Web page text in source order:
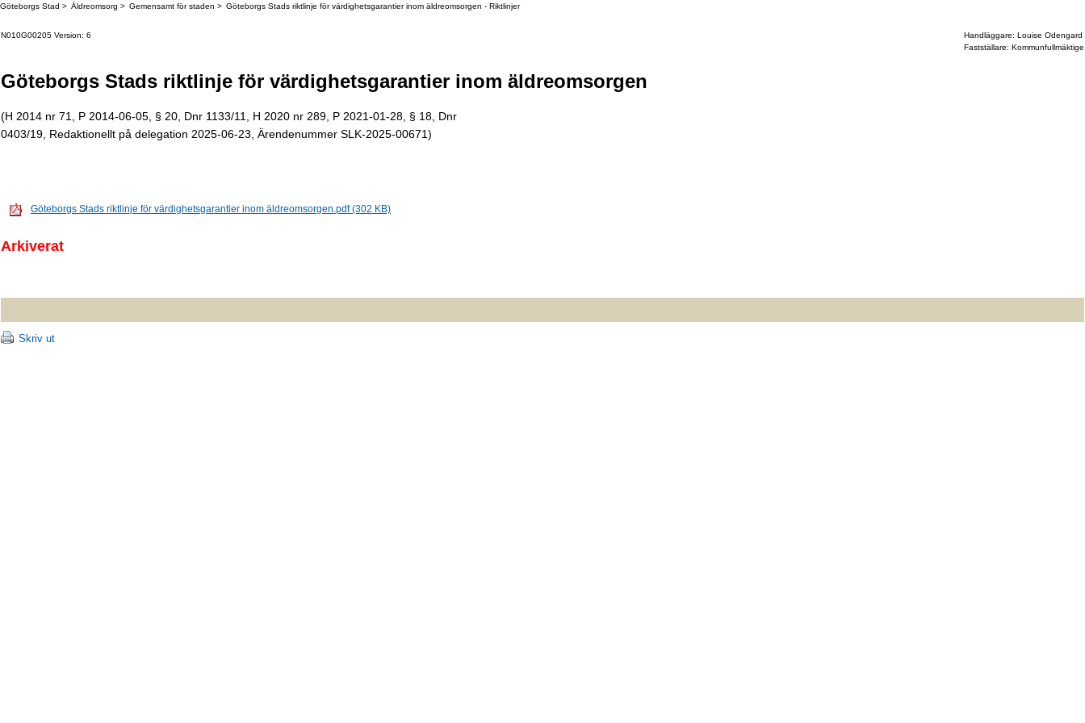
Göteborgs Stad Äldreomsorg Gemensamt för staden Göteborgs Stads riktlinje för värdighetsgarantier inom äldreomsorgen - Riktlinjer
N010G00205 Version: 6
Handläggare: Louise Odengard
Fastställare: Kommunfullmäktige
Göteborgs Stads riktlinje för värdighetsgarantier inom äldreomsorgen
(H 2014 nr 71, P 2014-06-05, § 20, Dnr 1133/11, H 2020 nr 289, P 2021-01-28, § 18, Dnr
0403/19, Redaktionellt på delegation 2025-06-23, Ärendenummer SLK-2025-00671)
Göteborgs Stads riktlinje för värdighetsgarantier inom äldreomsorgen.pdf (302 KB)
Arkiverat
Skriv ut